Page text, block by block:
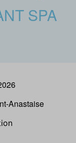
SPA
Anastaise